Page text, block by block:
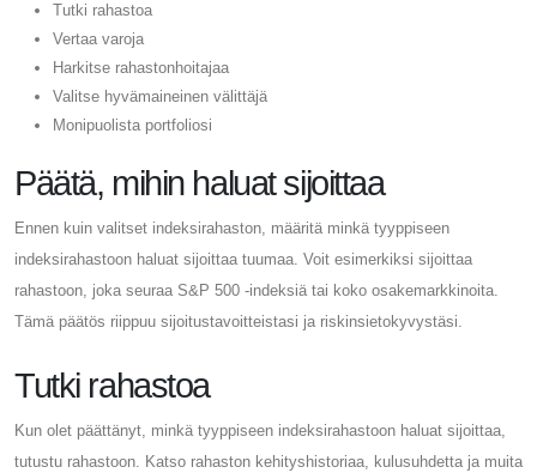
Tutki rahastoa
Vertaa varoja
Harkitse rahastonhoitajaa
Valitse hyvämaineinen välittäjä
Monipuolista portfoliosi
Päätä, mihin haluat sijoittaa
Ennen kuin valitset indeksirahaston, määritä minkä tyyppiseen
indeksirahastoon haluat sijoittaa tuumaa. Voit esimerkiksi sijoittaa
rahastoon, joka seuraa S&P 500 -indeksiä tai koko osakemarkkinoita.
Tämä päätös riippuu sijoitustavoitteistasi ja riskinsietokyvystäsi.
Tutki rahastoa
Kun olet päättänyt, minkä tyyppiseen indeksirahastoon haluat sijoittaa,
tutustu rahastoon. Katso rahaston kehityshistoriaa, kulusuhdetta ja muita